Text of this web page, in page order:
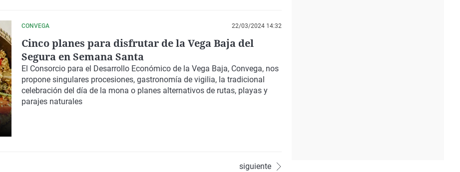
CONVEGA 22/03/2024 14:32
Cinco planes para disfrutar de la Vega Baja del
Segura en Semana Santa
El Consorcio para el Desarrollo Económico de la Vega Baja, Convega, nos
propone singulares procesiones, gastronomía de vigilia, la tradicional
celebración del día de la mona o planes alternativos de rutas, playas y
parajes naturales
siguiente